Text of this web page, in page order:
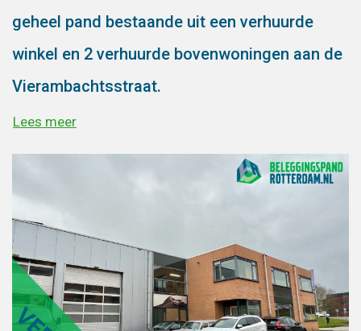
geheel pand bestaande uit een verhuurde
winkel en 2 verhuurde bovenwoningen aan de
Vierambachtsstraat.
Lees meer